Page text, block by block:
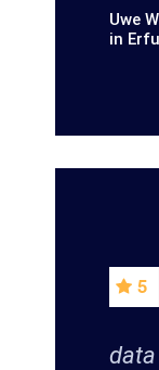
Uwe
in